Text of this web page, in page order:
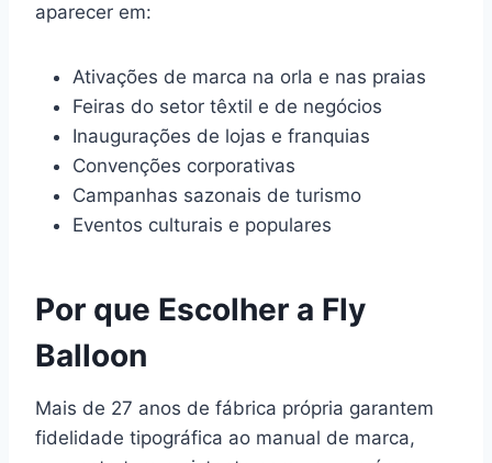
aparecer em:
Ativações de marca na orla e nas praias
Feiras do setor têxtil e de negócios
Inaugurações de lojas e franquias
Convenções corporativas
Campanhas sazonais de turismo
Eventos culturais e populares
Por que Escolher a Fly
Balloon
Mais de 27 anos de fábrica própria garantem
fidelidade tipográfica ao manual de marca,